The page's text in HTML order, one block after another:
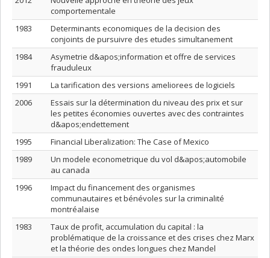
comportementale
1983
Determinants economiques de la decision des
conjoints de pursuivre des etudes simultanement
1984
Asymetrie d&apos;information et offre de services
frauduleux
1991
La tarification des versions ameliorees de logiciels
2006
Essais sur la détermination du niveau des prix et sur
les petites économies ouvertes avec des contraintes
d&apos;endettement
1995
Financial Liberalization: The Case of Mexico
1989
Un modele econometrique du vol d&apos;automobile
au canada
1996
Impact du financement des organismes
communautaires et bénévoles sur la criminalité
montréalaise
1983
Taux de profit, accumulation du capital : la
problématique de la croissance et des crises chez Marx
et la théorie des ondes longues chez Mandel